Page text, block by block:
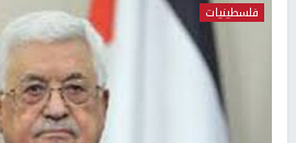
فلسطينيات